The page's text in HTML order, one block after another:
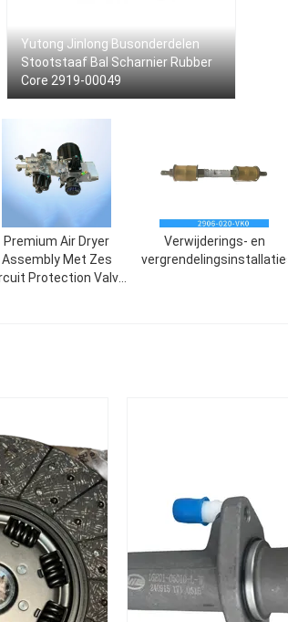
Yutong Jinlong Busonderdelen
Stootstaaf Bal Scharnier Rubber
Core 2919-00049
Premium Air Dryer
Assembly Met Zes
Protection Valve
Verwijderings- en
vergrendelingsinstallaties